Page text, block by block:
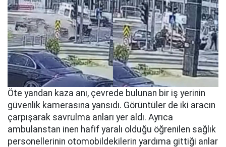
Öte yandan kaza anı, çevrede bulunan bir iş yerinin
güvenlik kamerasına yansıdı. Görüntüler de iki aracın
çarpışarak savrulma anları yer aldı. Ayrıca
ambulanstan inen hafif yaralı olduğu öğrenilen sağlık
personellerinin otomobildekilerin yardıma gittiği anlar